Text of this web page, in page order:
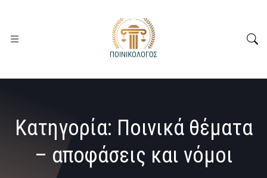
Κατηγορία: Ποινικά θέματα
– αποφάσεις και νόμοι